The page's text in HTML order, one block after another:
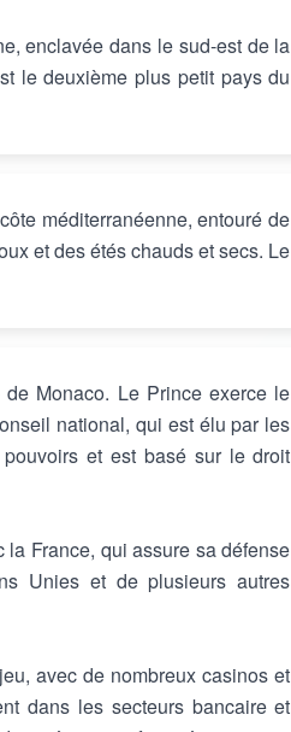
enclavée dans le sud-est de la
le deuxième plus petit pays du
méditerranéenne, entouré de
et des étés chauds et secs. Le
Monaco. Le Prince exerce le
national, qui est élu par les
et est basé sur le droit
France, qui assure sa défense
Unies et de plusieurs autres
avec de nombreux casinos et
dans les secteurs bancaire et